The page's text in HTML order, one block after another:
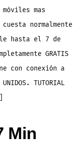
mas
normalmente
hasta el 7 de
GRATIS
con conexión a
TUTORIAL
Min